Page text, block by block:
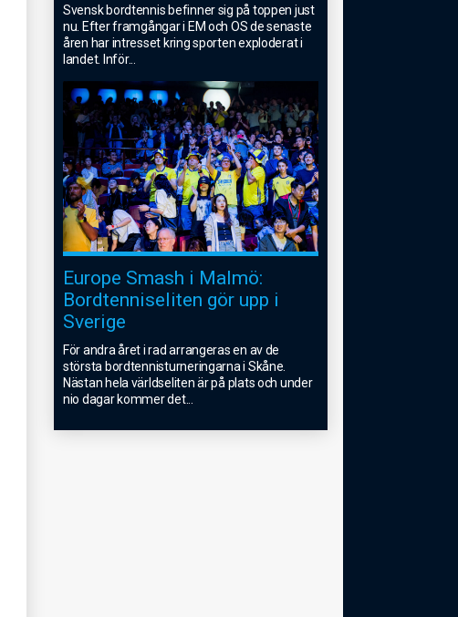
Svensk bordtennis befinner sig på toppen just
nu. Efter framgångar i EM och OS de senaste
åren har intresset kring sporten exploderat i
landet. Inför...
Europe Smash i Malmö:
Bordtenniseliten gör upp i
Sverige
För andra året i rad arrangeras en av de
största bordtennisturneringarna i Skåne.
Nästan hela världseliten är på plats och under
nio dagar kommer det...